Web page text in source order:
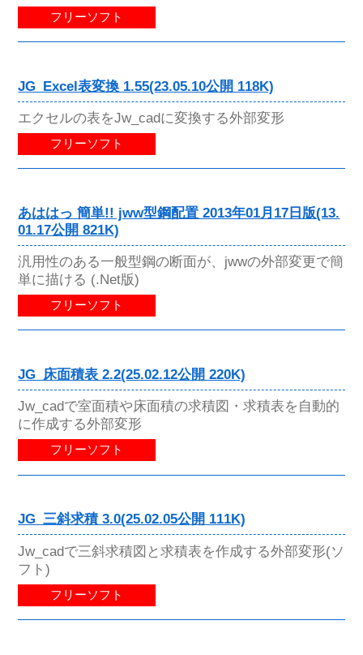
フリーソフト
JG_Excel表変換 1.55(23.05.10公開 118K)
エクセルの表をJw_cadに変換する外部変形
フリーソフト
あははっ 簡単!! jww型鋼配置 2013年01月17日版(13.
01.17公開 821K)
汎用性のある一般型鋼の断面が、jwwの外部変更で簡
単に描ける (.Net版)
フリーソフト
JG_床面積表 2.2(25.02.12公開 220K)
Jw_cadで室面積や床面積の求積図・求積表を自動的
に作成する外部変形
フリーソフト
JG_三斜求積 3.0(25.02.05公開 111K)
Jw_cadで三斜求積図と求積表を作成する外部変形(ソ
フト)
フリーソフト